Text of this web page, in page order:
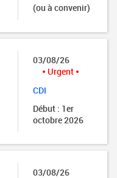
(ou à convenir)
03/08/26
Urgent
CDI
Début : 1er
octobre 2026
03/08/26